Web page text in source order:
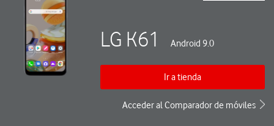
Pymes
Grandes empresas
y AA.PP.
LG K61 Android 9.0
Ir a tienda
Acceder al Comparador de móviles